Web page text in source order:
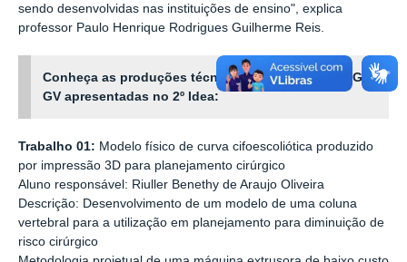
sendo desenvolvidas nas instituições de ensino", explica
professor Paulo Henrique Rodrigues Guilherme Reis.
Conheça as produções técnico-científicas do IFMG-
GV apresentadas no2º Idea:
Trabalho 01: Modelo físico de curva cifoescoliótica produzido
por impressão 3D para planejamento cirúrgico
Aluno responsável: Riuller Benethy de Araujo Oliveira
Descrição: Desenvolvimento de um modelo de uma coluna
vertebral para a utilização em planejamento para diminuição de
risco cirúrgico